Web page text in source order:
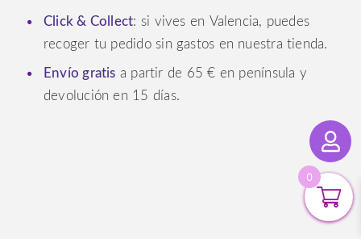
Click & Collect: si vives en Valencia, puedes
recoger tu pedido sin gastos en nuestra tienda.
Envío gratis a partir de 65 € en península y
devolución en 15 días.
0